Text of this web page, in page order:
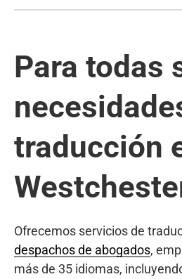
Para todas
traducción
Ofrecemos servicios de
despachos de abogados,
más de 35 idiomas,